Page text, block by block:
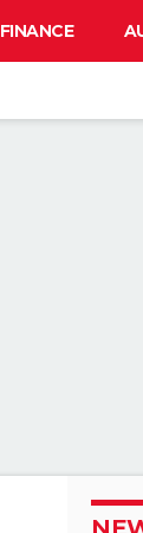
FINANCE